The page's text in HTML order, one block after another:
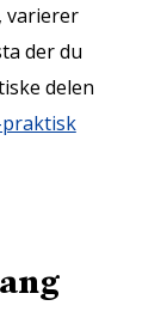
varierer
der du
delen